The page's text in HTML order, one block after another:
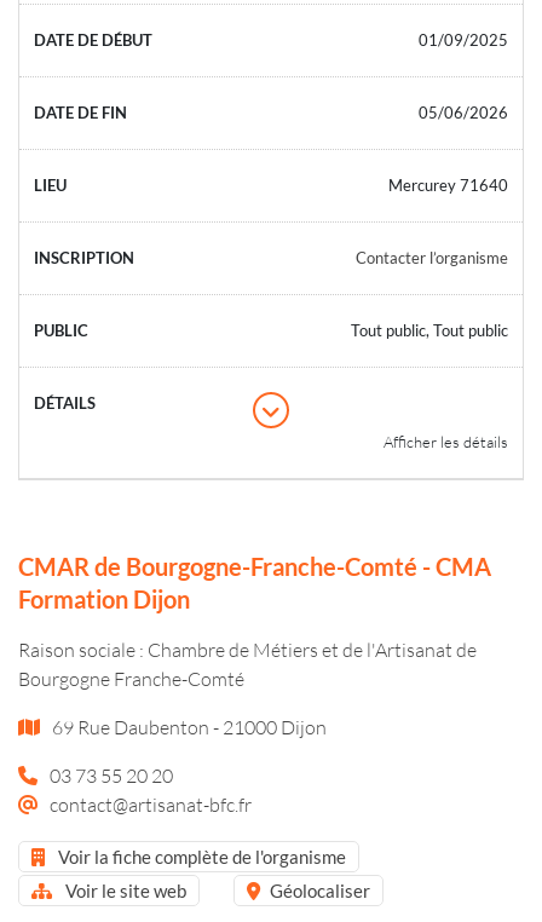
01/09/2025
05/06/2026
Mercurey 71640
Contacter l’organisme
Tout public, Tout public
Afficher les détails
CMAR de Bourgogne-Franche-Comté - CMA
Formation Dijon
Raison sociale : Chambre de Métiers et de l'Artisanat de
Bourgogne Franche-Comté
69 Rue Daubenton - 21000 Dijon
03 73 55 20 20
contact@artisanat-bfc.fr
Voir la fiche complète de l'organisme
Voir le site web
Géolocaliser